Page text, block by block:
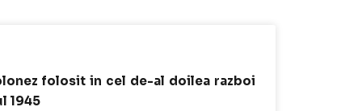
folosit in cel de-al doilea razboi
1945